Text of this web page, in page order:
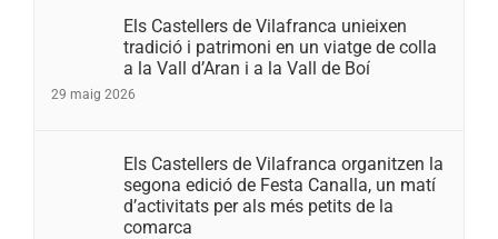
Els Castellers de Vilafranca unieixen
tradició i patrimoni en un viatge de colla
a la Vall d’Aran i a la Vall de Boí
29 maig 2026
Els Castellers de Vilafranca organitzen la
segona edició de Festa Canalla, un matí
d’activitats per als més petits de la
comarca